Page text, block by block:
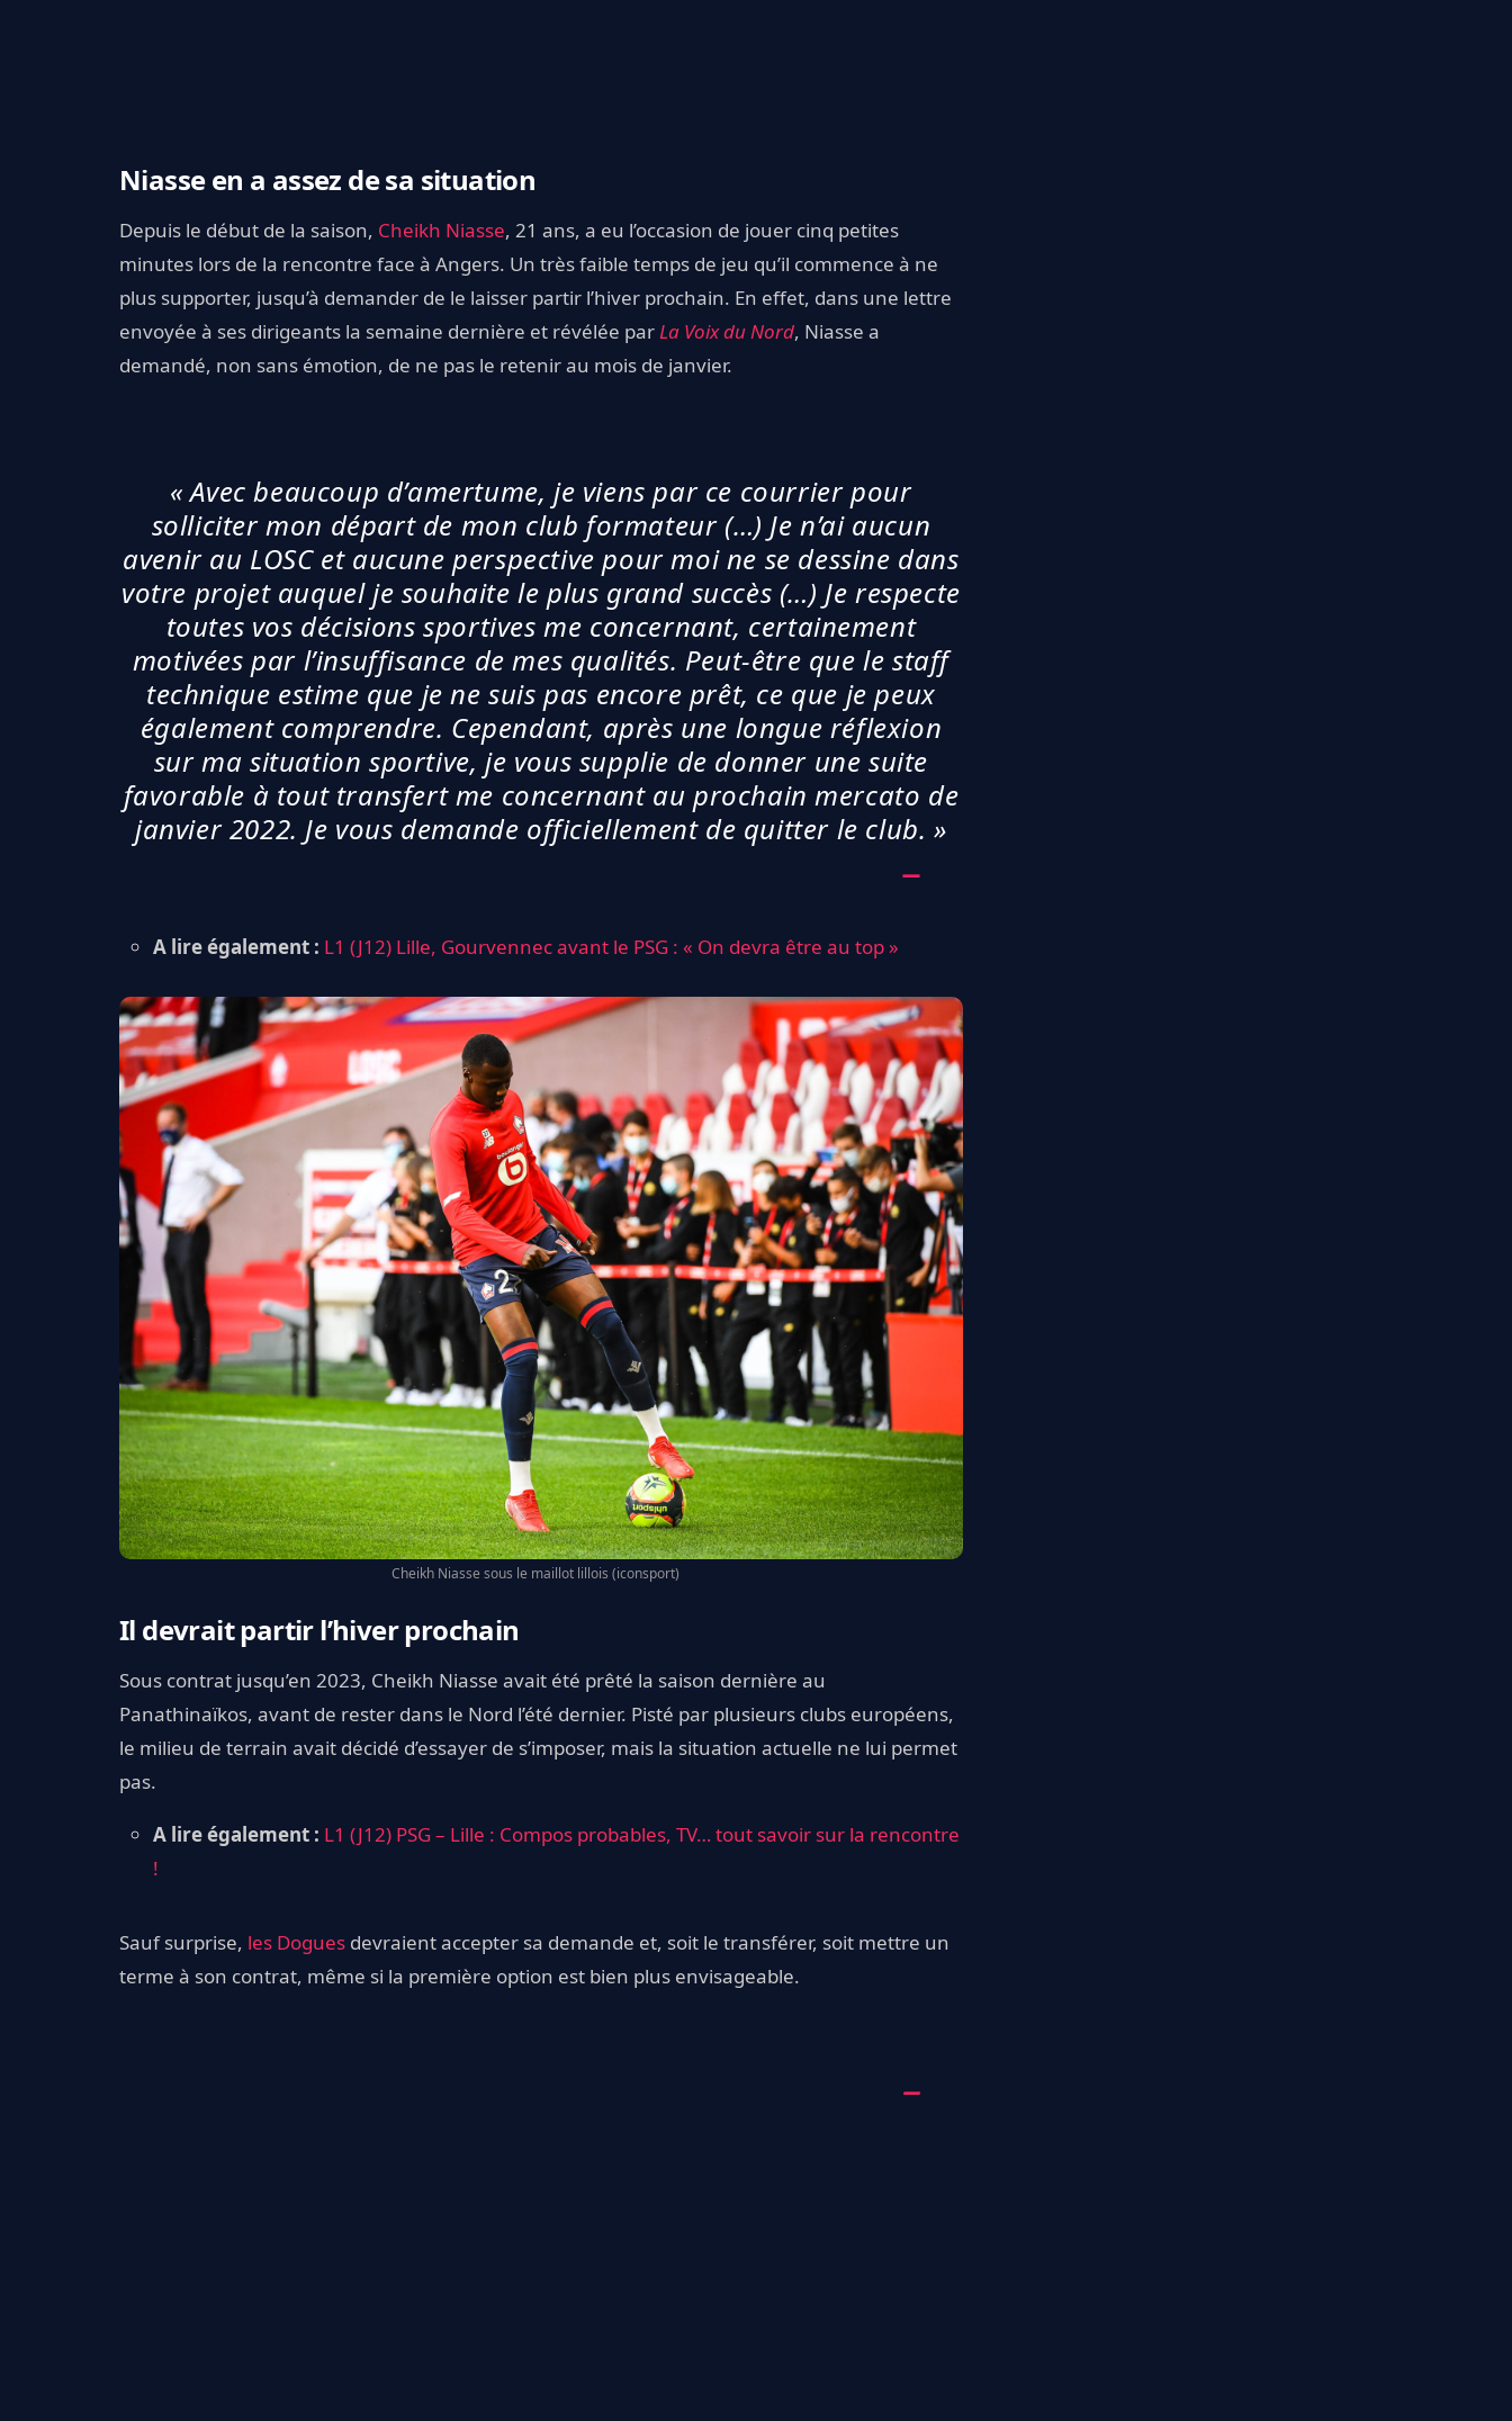
Niasse en a assez de sa situation
Depuis le début de la saison, Cheikh Niasse, 21 ans, a eu l’occasion de jouer cinq petites
minutes lors de la rencontre face à Angers. Un très faible temps de jeu qu’il commence à ne
plus supporter, jusqu’à demander de le laisser partir l’hiver prochain. En effet, dans une lettre
envoyée à ses dirigeants la semaine dernière et révélée parLa Voix du Nord, Niasse a
demandé, non sans émotion, de ne pas le retenir au mois de janvier.
« Avec beaucoup d’amertume, je viens par ce courrier pour
solliciter mon départ de mon club formateur (…) Je n’ai aucun
avenir au LOSC et aucune perspective pour moi ne se dessine dans
votre projet auquel je souhaite le plus grand succès (…) Je respecte
toutes vos décisions sportives me concernant, certainement
motivées par l’insuffisance de mes qualités. Peut-être que le staff
technique estime que je ne suis pas encore prêt, ce que je peux
également comprendre. Cependant, après une longue réflexion
sur ma situation sportive, je vous supplie de donner une suite
favorable à tout transfert me concernant au prochain mercato de
janvier 2022. Je vous demande officiellement de quitter le club. »
A lire également : L1 (J12) Lille, Gourvennec avant le PSG : « On devra être au top »
Cheikh Niasse sous le maillot lillois (iconsport)
Il devrait partir l’hiver prochain
Sous contrat jusqu’en 2023, Cheikh Niasse avait été prêté la saison dernière au
Panathinaïkos, avant de rester dans le Nord l’été dernier. Pisté par plusieurs clubs européens,
le milieu de terrain avait décidé d’essayer de s’imposer, mais la situation actuelle ne lui permet
pas.
A lire également : L1 (J12) PSG – Lille : Compos probables, TV… tout savoir sur la rencontre
!
Sauf surprise, les Dogues devraient accepter sa demande et, soit le transférer, soit mettre un
terme à son contrat, même si la première option est bien plus envisageable.